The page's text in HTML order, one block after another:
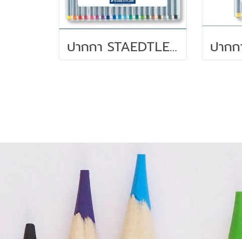
ปากกา STAEDTLER TRIPLUS ชุด 20 สี